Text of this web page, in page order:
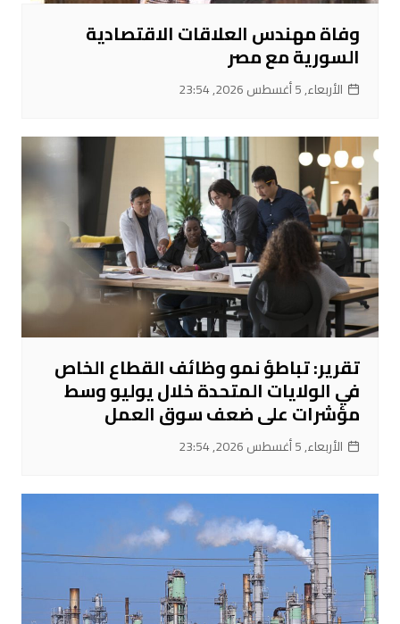
وفاة مهندس العلاقات الاقتصادية
السورية مع مصر
الأربعاء, 5 أغسطس 2026, 23:54
تقرير: تباطؤ نمو وظائف القطاع الخاص
في الولايات المتحدة خلال يوليو وسط
مؤشرات على ضعف سوق العمل
الأربعاء, 5 أغسطس 2026, 23:54